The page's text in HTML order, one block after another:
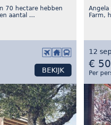
70 hectare hebben
aantal ...
BEKIJK
Angela
Farm,
12
€
Per